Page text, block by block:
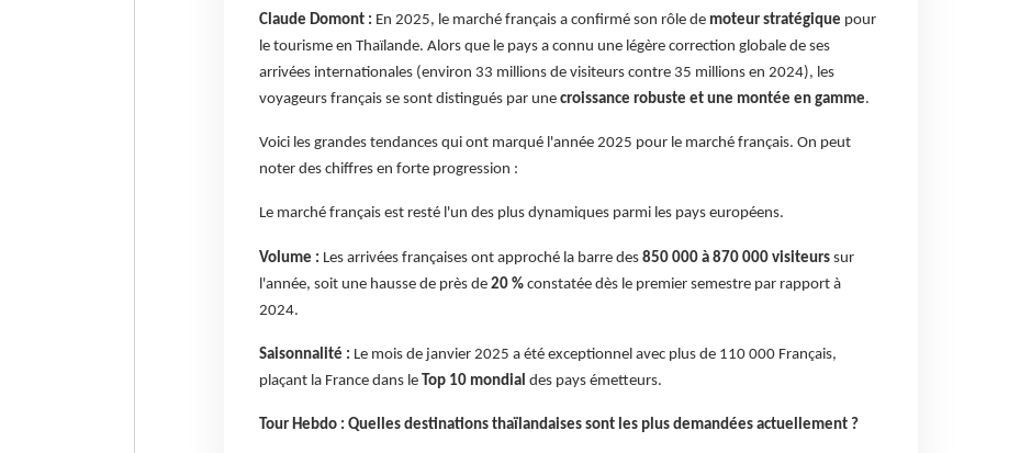
Claude Domont : En 2025, le marché français a confirmé son rôle de moteur stratégique pour
le tourisme en Thaïlande. Alors que le pays a connu une légère correction globale de ses
arrivées internationales (environ 33 millions de visiteurs contre 35 millions en 2024), les
voyageurs français se sont distingués par une croissance robuste et une montée en gamme.
Voici les grandes tendances qui ont marqué l'année 2025 pour le marché français. On peut
noter des chiffres en forte progression :
Le marché français est resté l'un des plus dynamiques parmi les pays européens.
Volume : Les arrivées françaises ont approché la barre des 850 000 à 870 000 visiteurssur
l'année, soit une hausse de près de 20 %constatée dès le premier semestre par rapport à
2024.
Saisonnalité : Le mois de janvier 2025 a été exceptionnel avec plus de 110 000 Français,
plaçant la France dans le Top 10 mondial des pays émetteurs.
Tour Hebdo : Quelles destinations thaïlandaises sont les plus demandées actuellement ?